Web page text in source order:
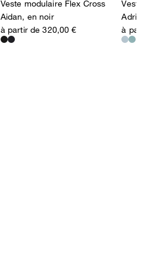
Veste modulaire Flex Cross
Aidan, en noir
à partir de 320,00 €
à